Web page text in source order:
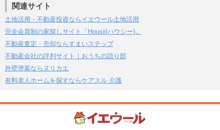
関連サイト
土地活用・不動産投資ならイエウール土地活用
完全会員制の家探しサイト「Housii(ハウシー)」
不動産査定・売却ならすまいステップ
不動産会社の評判サイト｜おうちの語り部
外壁塗装ならヌリカエ
有料老人ホームを探すならケアスル 介護